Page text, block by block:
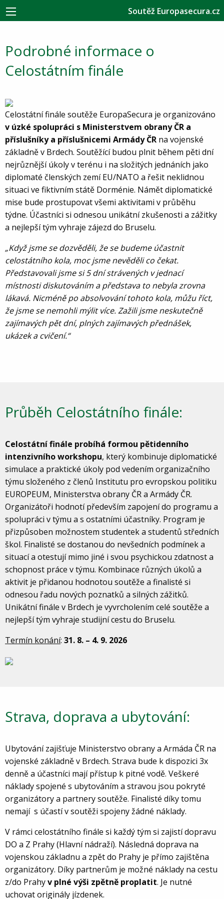
Soutěž Europasecura.cz
Podrobné informace o
Celostátním finále
Celostátní finále soutěže EuropaSecura je organizováno
v úzké spolupráci s Ministerstvem obrany ČR a
příslušníky a příslušnicemi Armády ČR na vojenské
základně v Brdech. Soutěžící budou plnit během pěti dní
nejrůznější úkoly v terénu i na složitých jednáních jako
diplomaté členských zemí EU/NATO a řešit neklidnou
situaci ve fiktivním státě Dorménie. Námět diplomatické
mise bude prostupovat všemi aktivitami v průběhu
týdne. Účastníci si odnesou unikátní zkušenosti a zážitky
a nejlepší tým vyhraje zájezd do Bruselu.
„Když jsme se dozvěděli, že se budeme účastnit
celostátního kola, moc jsme nevěděli co čekat.
Představovali jsme si 5 dní strávených v jednací
místnosti diskutováním a představa to nebyla zrovna
lákavá. Nicméně po absolvování tohoto kola, můžu říct,
že jsme se nemohli mýlit více. Zažili jsme neskutečně
zajímavých pět dní, plných zajímavých přednášek,
ukázek a cvičení.“
Průběh Celostátního finále:
Celostátní finále probíhá formou pětidenního
intenzivníhoworkshopu, který kombinuje diplomatické
simulace a praktické úkoly pod vedením organizačního
týmu složeného z členů Institutu pro evropskou politiku
EUROPEUM, Ministerstva obrany ČR a Armády ČR.
Organizátoři hodnotí především zapojení do programu a
spolupráci v týmu a s ostatními účastníky. Program je
přizpůsoben možnostem studentek a studentů středních
škol. Finalisté se dostanou do nevšedních podmínek a
situací a otestují mimo jiné i svou psychickou zdatnost a
schopnost práce v týmu. Kombinace různých úkolů a
aktivit je přidanou hodnotou soutěže a finalisté si
odnesou řadu nových poznatků a silných zážitků.
Unikátní finále v Brdech je vyvrcholením celé soutěže a
nejlepší tým vyhraje studijní cestu do Bruselu.
Termín konání: 31. 8. – 4. 9. 2026
Strava, doprava a ubytování:
Ubytování zajišťuje Ministerstvo obrany a Armáda ČR na
vojenské základně v Brdech. Strava bude k dispozici 3x
denně a účastníci mají přístup k pitné vodě. Veškeré
náklady spojené s ubytováním a stravou jsou pokryté
organizátory a partnery soutěže. Finalisté díky tomu
nemají s účastí v soutěži spojeny žádné náklady.
V rámci celostátního finále si každý tým si zajistí dopravu
DO a Z Prahy (Hlavní nádraží). Následná doprava na
vojenskou základnu a zpět do Prahy je přímo zajištěna
organizátory. Díky partnerům je možné náklady na cestu
z/do Prahyv plné výši zpětně proplatit. Je nutné
uchovat originály jízdenek.